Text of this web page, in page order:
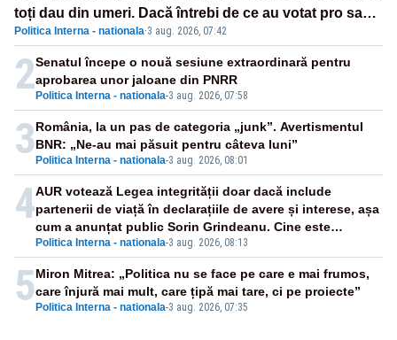
toți dau din umeri. Dacă întrebi de ce au votat pro sau
contra, o să zică: păi vrei să sară ăștia pe noi
Politica Interna - nationala·3 aug. 2026, 07:42
2 Politica Interna - nationala-3 aug. 2026, 07:58
Senatul începe o nouă sesiune extraordinară pentru
aprobarea unor jaloane din PNRR
3 Politica Interna - nationala-3 aug. 2026, 08:01
România, la un pas de categoria „junk”. Avertismentul
BNR: „Ne-au mai păsuit pentru câteva luni”
4
Politica Interna - nationala-3 aug. 2026, 08:13
AUR votează Legea integrității doar dacă include
partenerii de viață în declarațiile de avere și interese, așa
cum a anunțat public Sorin Grindeanu. Cine este
incompatibil sau în conflict de interese trebuie să plece
din funcție: fără excepții!
5 Politica Interna - nationala-3 aug. 2026, 07:35
Miron Mitrea: „Politica nu se face pe care e mai frumos,
care înjură mai mult, care țipă mai tare, ci pe proiecte”